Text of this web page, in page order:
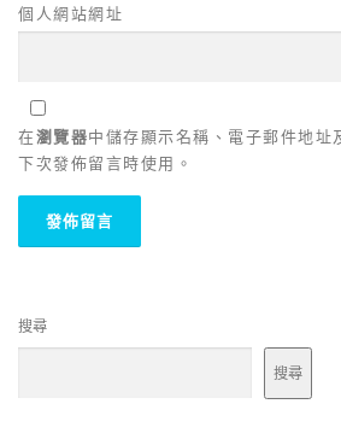
個人網站網址
在瀏覽器中儲存顯示名稱、電子郵件地址
下次發佈留言時使用。
搜尋
搜尋